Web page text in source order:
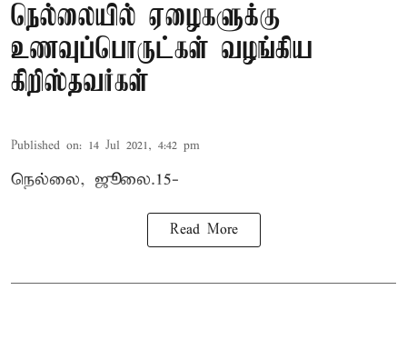
நெல்லையில் ஏழைகளுக்கு
உணவுப்பொருட்கள் வழங்கிய
கிறிஸ்தவர்கள்
Published on: 14 Jul 2021, 4:42 pm
நெல்லை, ஜூலை.15-
Read More